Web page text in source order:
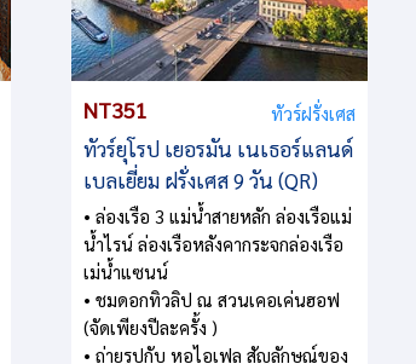
NT351 ทัวร์ฝรั่งเศส
ทัวร์ยุโรป เยอรมัน เนเธอร์แลนด์
เบลเยี่ยม ฝรั่งเศส 9 วัน (QR)
• ล่องเรือ 3 แม่น้ำสายหลัก ล่องเรือแม่
น้ำไรน์ ล่องเรือหลังคากระจกล่องเรือ
เม่น้ำแซนน์
• ชมดอกทิวลิป ณ สวนเคอเค่นฮอฟ
(จัดเพียงปีละครั้ง )
• ถ่ายรูปกับ หอไอเฟล สัญลักษณ์ของ